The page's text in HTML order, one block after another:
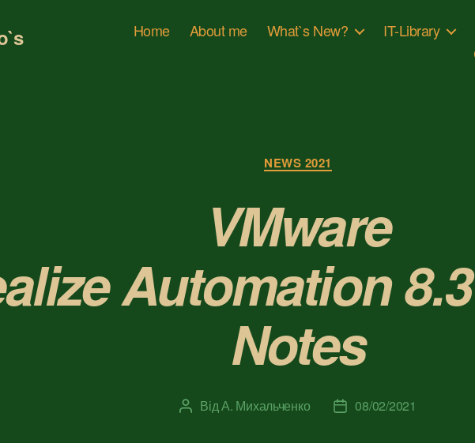
Home About me What`s New?
IT-Library
Категорії
NEWS 2021
VMware
Automation
Notes
Автор
ВідА. Михальченко
Дата08/02/2021